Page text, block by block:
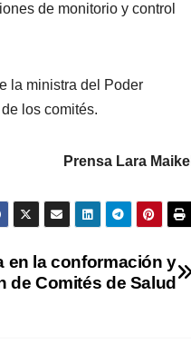
de monitorio y control
la ministra del Poder
los comités.
Prensa Lara Maikel
en la conformación y
de Comités de Salud